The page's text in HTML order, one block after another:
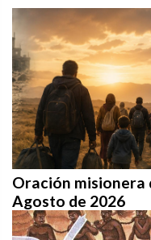
Oración misionera
Agosto de 2026